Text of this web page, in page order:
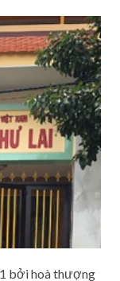
bởi hoà thượng